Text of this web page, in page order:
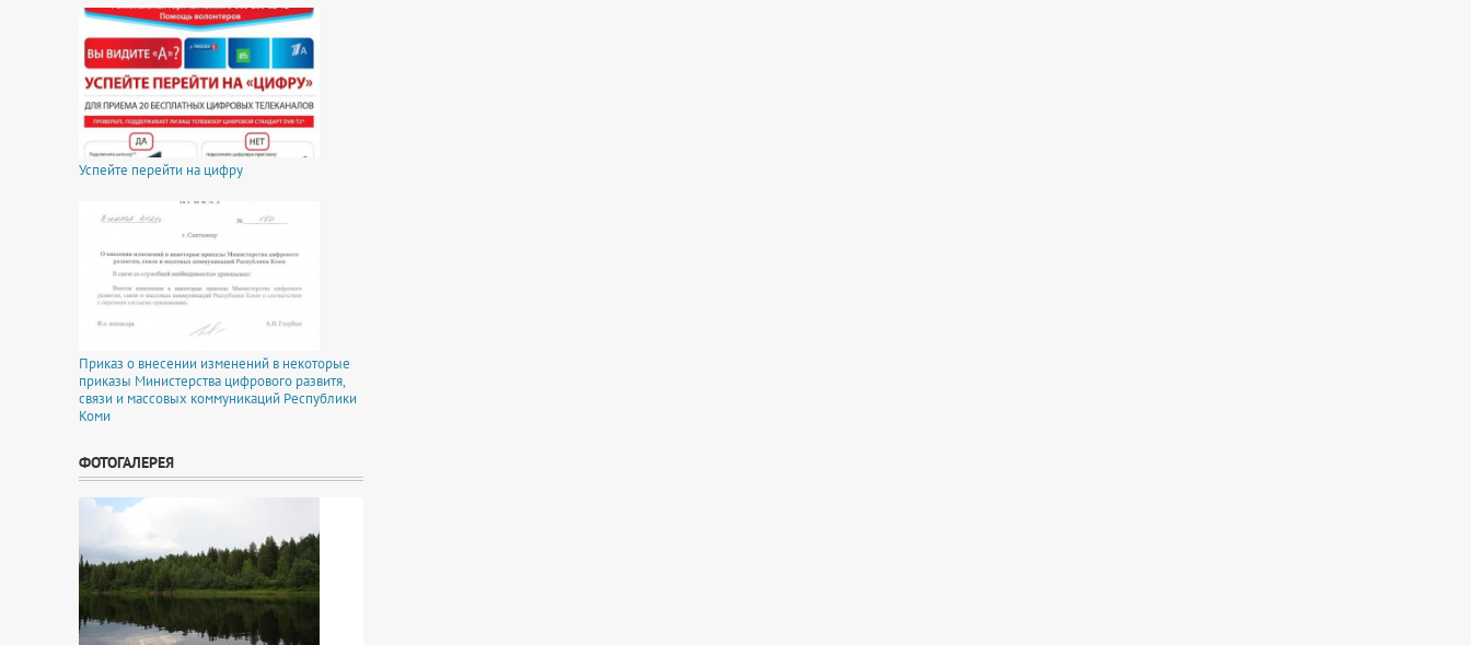
Успейте перейти на цифру
Приказ о внесении изменений в некоторые
приказы Министерства цифрового развитя,
связи и массовых коммуникаций Республики
Коми
ФОТОГАЛЕРЕЯ